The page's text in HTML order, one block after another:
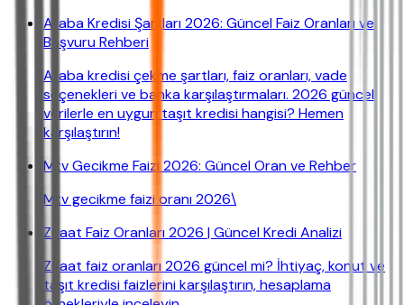
Araba Kredisi Şartları 2026: Güncel Faiz Oranları ve
Başvuru Rehberi
Araba kredisi çekme şartları, faiz oranları, vade
seçenekleri ve banka karşılaştırmaları. 2026 güncel
verilerle en uygun taşıt kredisi hangisi? Hemen
karşılaştırın!
Mtv Gecikme Faizi 2026: Güncel Oran ve Rehber
Mtv gecikme faizi oranı 2026\
Ziraat Faiz Oranları 2026 | Güncel Kredi Analizi
Ziraat faiz oranları 2026 güncel mi? İhtiyaç, konut ve
taşıt kredisi faizlerini karşılaştırın, hesaplama